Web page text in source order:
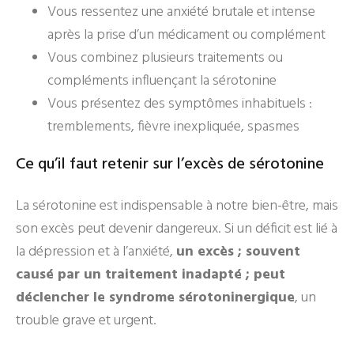
Vous ressentez une anxiété brutale et intense
après la prise d’un médicament ou complément
Vous combinez plusieurs traitements ou
compléments influençant la sérotonine
Vous présentez des symptômes inhabituels :
tremblements, fièvre inexpliquée, spasmes
Ce qu’il faut retenir sur l’excès de sérotonine
La sérotonine est indispensable à notre bien-être, mais
son excès peut devenir dangereux. Si un déficit est lié à
la dépression et à l’anxiété, un excès ; souvent
causé par un traitement inadapté ; peut
déclencher le syndrome sérotoninergique, un
trouble grave et urgent.